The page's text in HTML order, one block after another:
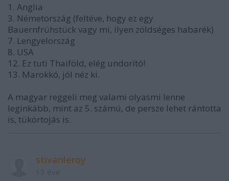
1. Anglia
3. Németország (feltéve, hogy ez egy
Bauernfrühstück vagy mi, ilyen zöldséges habarék)
7. Lengyelország
8. USA
12. Ez tuti Thaiföld, elég undorító!
13. Marokkó, jól néz ki.
A magyar reggeli meg valami olyasmi lenne
leginkább, mint az 5. számú, de persze lehet rántotta
is, tükörtojás is.
stivanleroy